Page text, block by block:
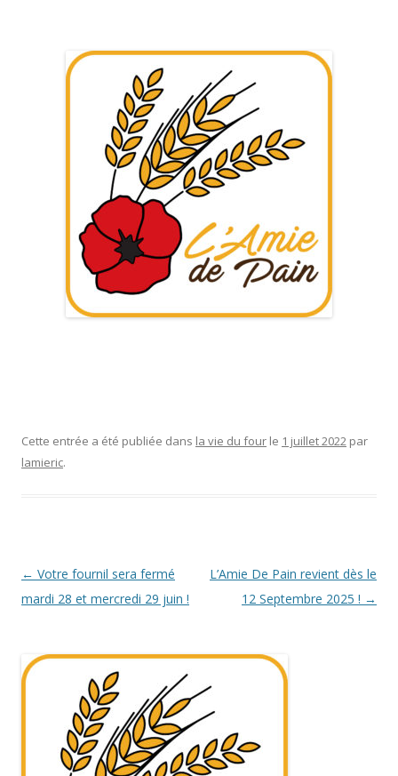
Cette entrée a été publiée dans la vie du four le 1 juillet 2022 par
lamieric.
Navigation
des
← Votre fournil sera fermé
mardi 28 et mercredi 29 juin !
L’Amie De Pain revient dès le
12 Septembre 2025 ! →